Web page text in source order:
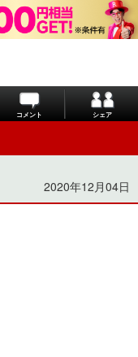
コメント シェア
2020年12月04日